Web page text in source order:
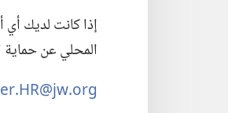
إذا كانت لديك
المحلي عن حماية